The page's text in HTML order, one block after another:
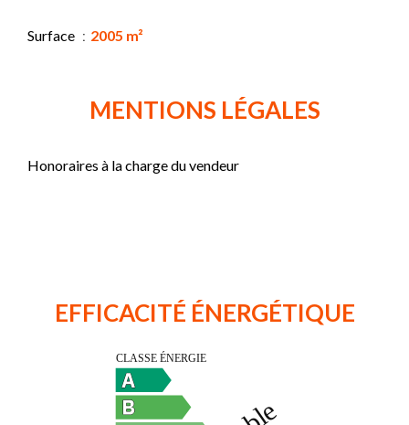
Surface 2005 m²
MENTIONS LÉGALES
Honoraires à la charge du vendeur
EFFICACITÉ ÉNERGÉTIQUE